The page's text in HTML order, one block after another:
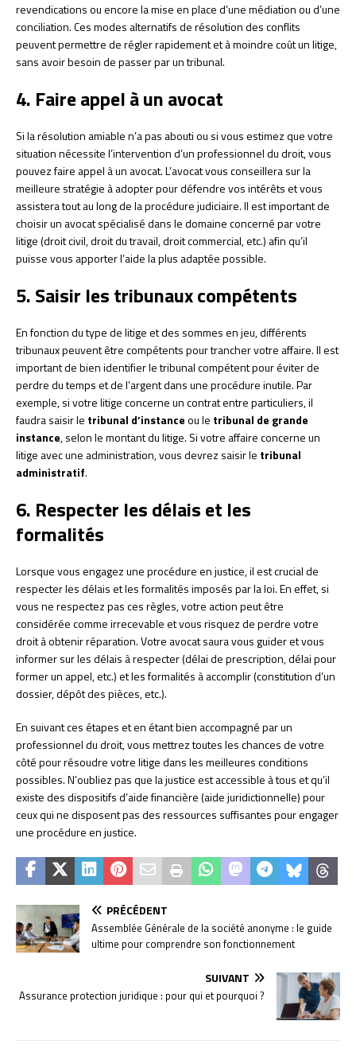
revendications ou encore la mise en place d’une médiation ou d’une
conciliation. Ces modes alternatifs de résolution des conflits
peuvent permettre de régler rapidement et à moindre coût un litige,
sans avoir besoin de passer par un tribunal.
4. Faire appel à un avocat
Si la résolution amiable n’a pas abouti ou si vous estimez que votre
situation nécessite l’intervention d’un professionnel du droit, vous
pouvez faire appel à un avocat. L’avocat vous conseillera sur la
meilleure stratégie à adopter pour défendre vos intérêts et vous
assistera tout au long de la procédure judiciaire. Il est important de
choisir un avocat spécialisé dans le domaine concerné par votre
litige (droit civil, droit du travail, droit commercial, etc.) afin qu’il
puisse vous apporter l’aide la plus adaptée possible.
5. Saisir les tribunaux compétents
En fonction du type de litige et des sommes en jeu, différents
tribunaux peuvent être compétents pour trancher votre affaire. Il est
important de bien identifier le tribunal compétent pour éviter de
perdre du temps et de l’argent dans une procédure inutile. Par
exemple, si votre litige concerne un contrat entre particuliers, il
faudra saisir le tribunal d’instanceou le tribunal de grande
instance, selon le montant du litige. Si votre affaire concerne un
litige avec une administration, vous devrez saisir le tribunal
administratif.
6. Respecter les délais et les
formalités
Lorsque vous engagez une procédure en justice, il est crucial de
respecter les délais et les formalités imposés par la loi. En effet, si
vous ne respectez pas ces règles, votre action peut être
considérée comme irrecevable et vous risquez de perdre votre
droit à obtenir réparation. Votre avocat saura vous guider et vous
informer sur les délais à respecter (délai de prescription, délai pour
former un appel, etc.) et les formalités à accomplir (constitution d’un
dossier, dépôt des pièces, etc.).
En suivant ces étapes et en étant bien accompagné par un
professionnel du droit, vous mettrez toutes les chances de votre
côté pour résoudre votre litige dans les meilleures conditions
possibles. N’oubliez pas que la justice est accessible à tous et qu’il
existe des dispositifs d’aide financière (aide juridictionnelle) pour
ceux qui ne disposent pas des ressources suffisantes pour engager
une procédure en justice.
PRÉCÉDENT
Assemblée Générale de la société anonyme : le guide
ultime pour comprendre son fonctionnement
SUIVANT
Assurance protection juridique : pour qui et pourquoi ?